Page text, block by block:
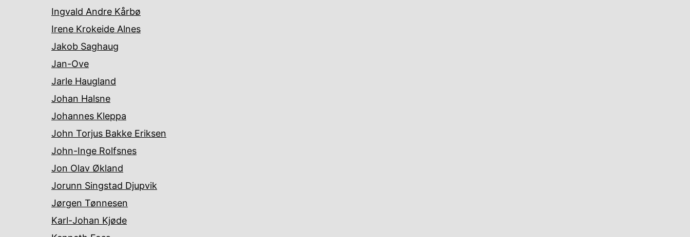
Ingvald Andre Kårbø
Irene Krokeide Alnes
Jakob Saghaug
Jan-Ove
Jarle Haugland
Johan Halsne
Johannes Kleppa
John Torjus Bakke Eriksen
John-Inge Rolfsnes
Jon Olav Økland
Jorunn Singstad Djupvik
Jørgen Tønnesen
Karl-Johan Kjøde